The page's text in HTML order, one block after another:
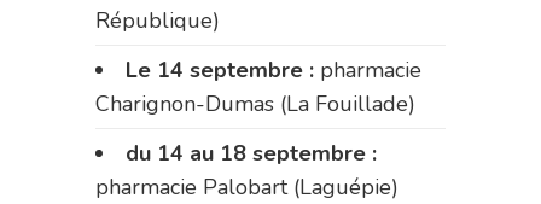
République)
Le 14 septembre : pharmacie
Charignon-Dumas (La Fouillade)
du 14 au 18 septembre :
pharmacie Palobart (Laguépie)